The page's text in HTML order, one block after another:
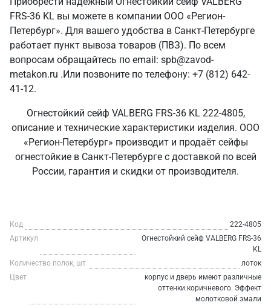
FRS-36 KL вы можете в компании ООО «Регион-
Петербург». Для вашего удобства в Санкт‑Петербурге
работает пункт вывоза товаров (ПВЗ). По всем
вопросам обращайтесь по email: spb@zavod-
metakon.ru .Или позвоните по телефону: +7 (812) 642-
41-12.
Огнестойкий сейф VALBERG FRS-36 KL 222-4805,
описание и технические характеристики изделия. ООО
«Регион-Петербург» производит и продаёт сейфы
огнестойкие в Санкт‑Петербурге с доставкой по всей
России, гарантия и скидки от производителя.
Код
222-4805
Артикул
Огнестойкий сейф VALBERG FRS-36
KL
Количество полок, шт
лоток
Цвет
корпус и дверь имеют различные
оттенки коричневого. Эффект
молотковой эмали